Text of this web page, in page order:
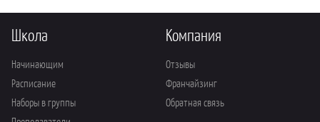
Школа
Начинающим
Расписание
Наборы в группы
Компания
Отзывы
Франчайзинг
Обратная связь